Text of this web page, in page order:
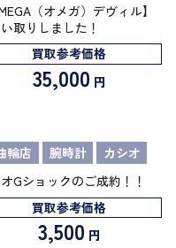
（オメガ）デヴィル】
取りしました！
買取参考価格
35,000 円
輪店 腕時計
カシオ
Gショックのご成約！！
買取参考価格
3,500 円